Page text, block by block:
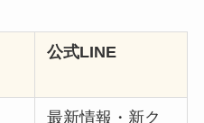
公式LINE
最新情報・新ク